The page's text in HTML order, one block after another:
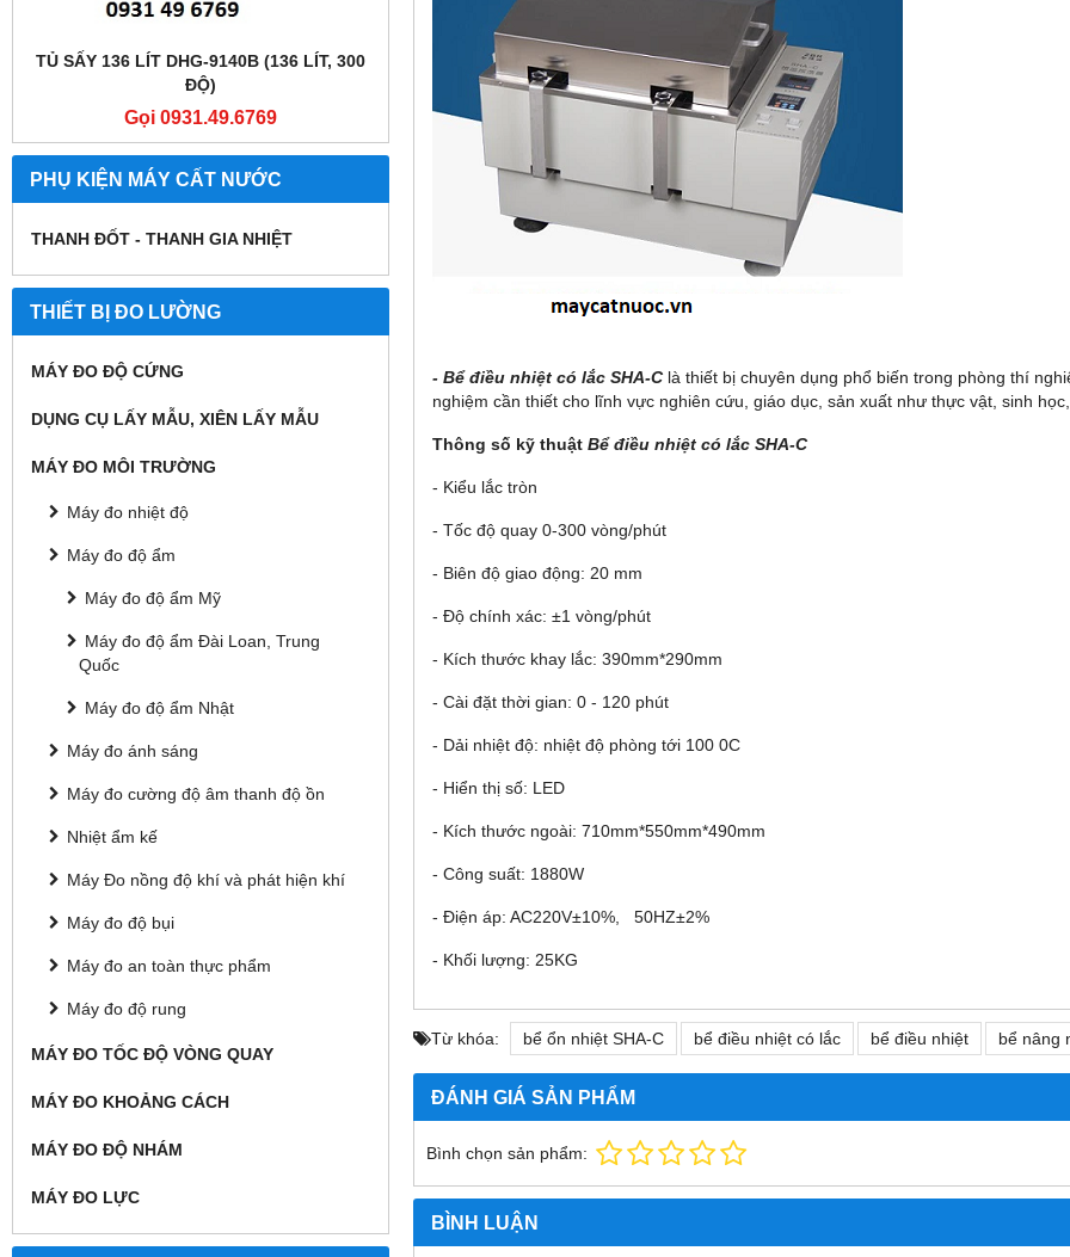
TỦ SẤY 136 LÍT DHG-9140B (136 LÍT, 300
ĐỘ)
Gọi 0931.49.6769
TỦ SẤY 136 LÍT DHG-9140B (136 LÍT, 300
ĐỘ)
Gọi 0931.49.6769
TỦ SẤY 136 LÍT DHG-9140B (136
PHỤ KIỆN MÁY CẤT NƯỚC
THANH ĐỐT - THANH GIA NHIỆT
THIẾT BỊ ĐO LƯỜNG
MÁY ĐO ĐỘ CỨNG
DỤNG CỤ LẤY MẪU, XIÊN LẤY MẪU
MÁY ĐO MÔI TRƯỜNG
Máy đo nhiệt độ
Máy đo độ ẩm
Máy đo độ ẩm Mỹ
Máy đo độ ẩm Đài Loan, Trung
Quốc
Máy đo độ ẩm Nhật
Máy đo ánh sáng
Máy đo cường độ âm thanh độ ồn
Nhiệt ẩm kế
Máy Đo nồng độ khí và phát hiện khí
Máy đo độ bụi
Máy đo an toàn thực phẩm
Máy đo độ rung
MÁY ĐO TỐC ĐỘ VÒNG QUAY
MÁY ĐO KHOẢNG CÁCH
MÁY ĐO ĐỘ NHÁM
MÁY ĐO LỰC
- Bể điều nhiệt có lắc SHA-C là thiết bị chuyên dụng phổ biến trong phòng thí
nghiệm cần thiết cho lĩnh vực nghiên cứu, giáo dục, sản xuất như thực vật, sinh
Thông số kỹ thuật Bể điều nhiệt có lắc SHA-C
- Kiểu lắc tròn
- Tốc độ quay 0-300 vòng/phút
- Biên độ giao động: 20 mm
- Độ chính xác: ±1 vòng/phút
- Kích thước khay lắc: 390mm*290mm
- Cài đặt thời gian: 0 - 120 phút
- Dải nhiệt độ: nhiệt độ phòng tới 100 0C
- Hiển thị số: LED
- Kích thước ngoài: 710mm*550mm*490mm
- Công suất: 1880W
- Điện áp: AC220V±10%, 50HZ±2%
- Khối lượng: 25KG
Từ khóa: bể ổn nhiệt SHA-C bể điều nhiệt có lắc bể điều nhiệt bể nâng
ĐÁNH GIÁ SẢN PHẨM
Bình chọn sản phẩm:
BÌNH LUẬN